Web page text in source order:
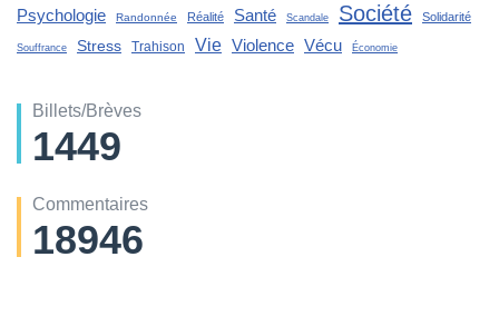
Psychologie Randonnée Réalité Santé Scandale Société Solidarité
Souffrance Stress Trahison Vie Violence Vécu Économie
Billets/Brèves
1449
Commentaires
18946